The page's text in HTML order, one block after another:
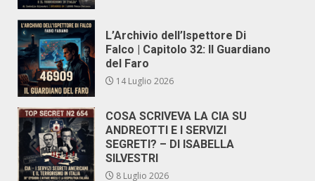
L’Archivio dell’Ispettore Di
Falco | Capitolo 32: Il Guardiano
del Faro
14 Luglio 2026
COSA SCRIVEVA LA CIA SU
ANDREOTTI E I SERVIZI
SEGRETI? – DI ISABELLA
SILVESTRI
8 Luglio 2026